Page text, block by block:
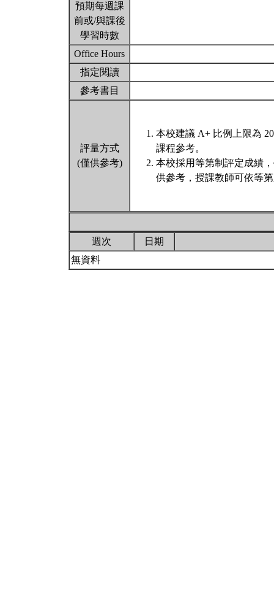
預期每週課
前或/與課後
學習時數
Office Hours
指定閱讀
參考書目
評量方式
(僅供參考)
本校建議 A+ 比例上限為
課程參考。
本校採用等第制評定成績
供參考，授課教師可依等
週次
日期
無資料